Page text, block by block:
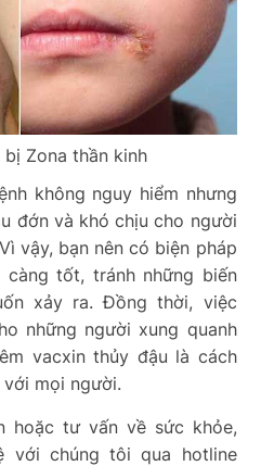
Zona thần kinh
không nguy hiểm nhưng
đớn và khó chịu cho người
vậy, bạn nên có biện pháp
tốt, tránh những biến
xảy ra. Đồng thời, việc
những người xung quanh
vacxin thủy đậu là cách
mọi người.
hoặc tư vấn về sức khỏe,
với chúng tôi qua hotline